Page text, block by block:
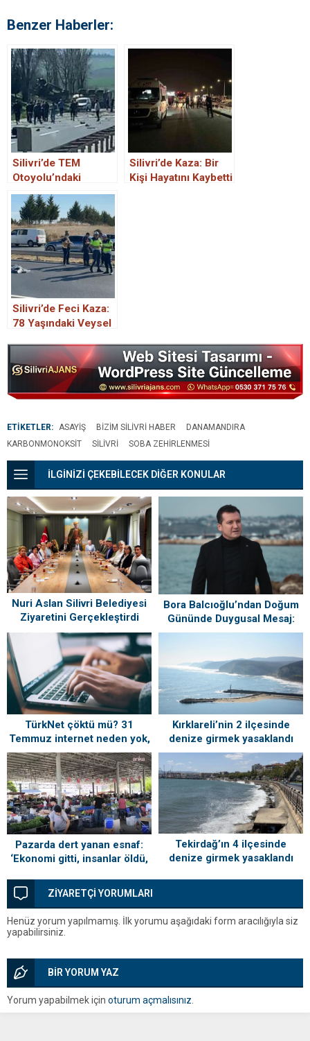
Benzer Haberler:
Silivri’de TEM
Otoyolu’ndaki
kazada 6 kişi hayatını
kaybetti
Silivri’de Kaza: Bir
Kişi Hayatını Kaybetti
Silivri’de Feci Kaza:
78 Yaşındaki Veysel
Kaybetti
ETİKETLER: ASAYIŞ BIZIM SILIVRI HABER
DANAMANDIRA
KARBONMONOKSIT
SILIVRI SOBA ZEHIRLENMESI
İLGİNİZİ ÇEKEBİLECEK DİĞER KONULAR
Nuri Aslan Silivri Belediyesi
Ziyaretini Gerçekleştirdi
Bora Balcıoğlu’ndan Doğum
Gününde Duygusal Mesaj:
“Silivri’mi Çok Özlüyorum”
TürkNet çöktü mü? 31
Temmuz internet neden yok,
ne zaman gelecek?
Kırklareli’nin 2 ilçesinde
denize girmek yasaklandı
Pazarda dert yanan esnaf:
‘Ekonomi gitti, insanlar öldü,
Tekirdağ’ın 4 ilçesinde
denize girmek yasaklandı
ZİYARETÇİ YORUMLARI
Henüz yorum yapılmamış. İlk yorumu aşağıdaki form aracılığıyla siz
yapabilirsiniz.
BİR YORUM YAZ
Yorum yapabilmek için oturum açmalısınız